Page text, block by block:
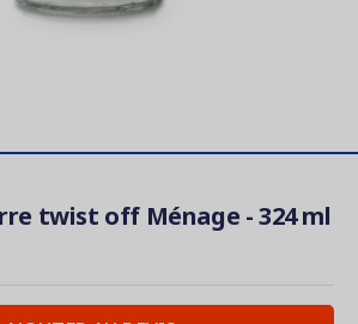
twist off Ménage - 324 ml